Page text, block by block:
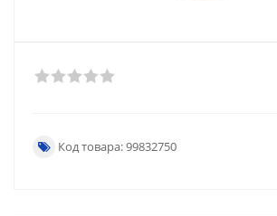
Код товара: 99832750